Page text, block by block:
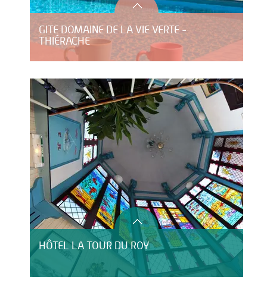
GITE DOMAINE DE LA VIE VERTE -
THIÉRACHE
HÔTEL LA TOUR DU ROY